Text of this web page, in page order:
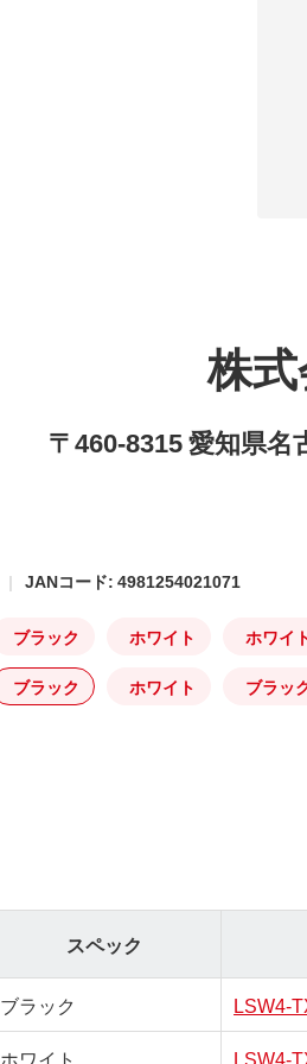
株
〒460-8315 愛知県名
JANコード: 4981254021071
ブラック ホワイト ホワイ
ブラック ホワイト ブラッ
スペック
ブラック LSW4-